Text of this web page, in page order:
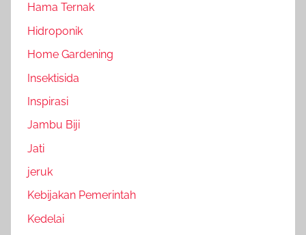
Hama Ternak
Hidroponik
Home Gardening
Insektisida
Inspirasi
Jambu Biji
Jati
jeruk
Kebijakan Pemerintah
Kedelai